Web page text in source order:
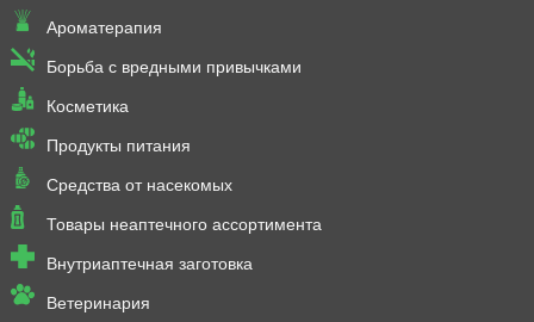
Ароматерапия
Борьба с вредными привычками
Косметика
Продукты питания
Средства от насекомых
Товары неаптечного ассортимента
Внутриаптечная заготовка
Ветеринария